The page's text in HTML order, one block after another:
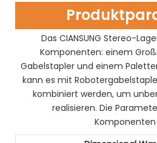
Das CIANSUNG Stereo-
Komponenten: einem
Gabelstapler und einem
kann es mit
kombiniert werden, um
realisieren. Die
Komponenten